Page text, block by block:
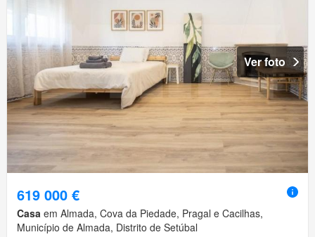
Ver foto
619 000 €
Casa em Almada, Cova da Piedade, Pragal e Cacilhas,
Município de Almada, Distrito de Setúbal